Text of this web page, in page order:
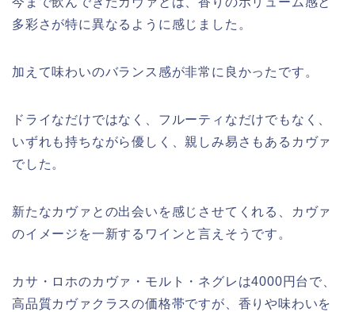
多彩さが特に異なるように感じました。
加えて味わいのバランス感が非常に良かったです。
ドライなだけではなく、フルーティなだけでもなく、
いずれも持ちながら優しく、親しみ易さもあるカヴァ
でした。
新たなカヴァとの出会いを感じさせてくれる、カヴァ
のイメージを一新するワインと言えそうです。
カサ・ロホのカヴァ・モルト・ネグレは4000円台で、
高品質カヴァクラスの価格帯ですが、香りや味わいを